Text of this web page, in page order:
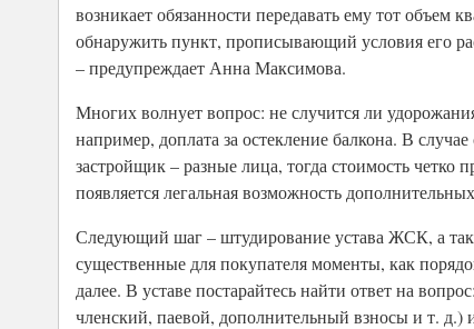
возникает обязанности передавать ему тот объем
обнаружить пункт, прописывающий условия его
– предупреждает Анна Максимова.
Многих волнует вопрос: не случится ли
например, доплата за остекление балкона. В
застройщик – разные лица, тогда стоимость
появляется легальная возможность
Следующий шаг – штудирование устава ЖСК, а
существенные для покупателя моменты, как
далее. В уставе постарайтесь найти ответ на
членский, паевой, дополнительный взносы и т.